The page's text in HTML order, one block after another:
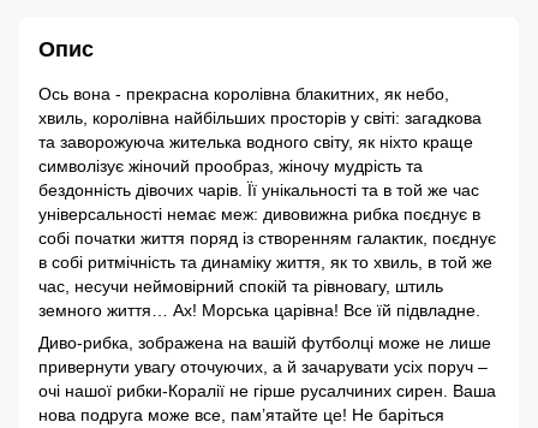
Опис
Ось вона - прекрасна королівна блакитних, як небо,
хвиль, королівна найбільших просторів у світі: загадкова
та заворожуюча жителька водного світу, як ніхто краще
символізує жіночий прообраз, жіночу мудрість та
бездонність дівочих чарів. Її унікальності та в той же час
універсальності немає меж: дивовижна рибка поєднує в
собі початки життя поряд із створенням галактик, поєднує
в собі ритмічність та динаміку життя, як то хвиль, в той же
час, несучи неймовірний спокій та рівновагу, штиль
земного життя… Ах! Морська царівна! Все їй підвладне.
Диво-рибка, зображена на вашій футболці може не лише
привернути увагу оточуючих, а й зачарувати усіх поруч –
очі нашої рибки-Коралії не гірше русалчиних сирен. Ваша
нова подруга може все, пам’ятайте це! Не баріться